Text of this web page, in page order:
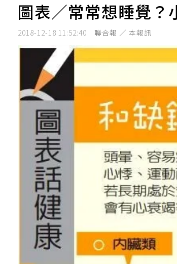
圖表／常常想睡覺？
2018-12-18 11:52:40 聯合報 ／ 本報訊